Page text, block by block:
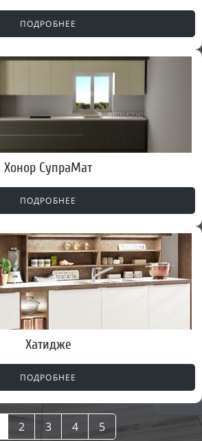
ПОДРОБНЕЕ
Хонор СупраМат
ПОДРОБНЕЕ
Хатидже
ПОДРОБНЕЕ
2 3 4 5